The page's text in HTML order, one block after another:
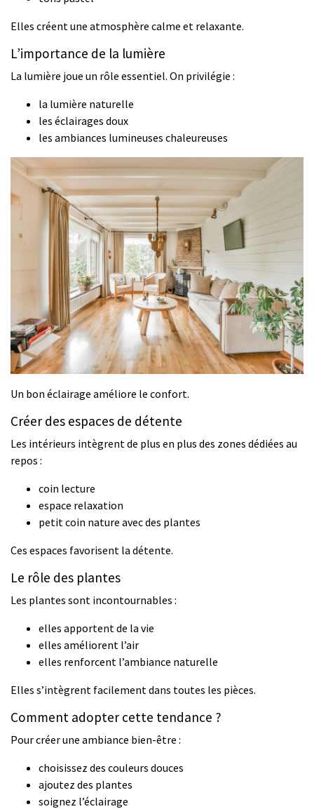
Elles créent une atmosphère calme et relaxante.
L’importance de la lumière
La lumière joue un rôle essentiel. On privilégie :
la lumière naturelle
les éclairages doux
les ambiances lumineuses chaleureuses
Un bon éclairage améliore le confort.
Créer des espaces de détente
Les intérieurs intègrent de plus en plus des zones dédiées au
repos :
coin lecture
espace relaxation
petit coin nature avec des plantes
Ces espaces favorisent la détente.
Le rôle des plantes
Les plantes sont incontournables :
elles apportent de la vie
elles améliorent l’air
elles renforcent l’ambiance naturelle
Elles s’intègrent facilement dans toutes les pièces.
Comment adopter cette tendance ?
Pour créer une ambiance bien-être :
choisissez des couleurs douces
ajoutez des plantes
soignez l’éclairage